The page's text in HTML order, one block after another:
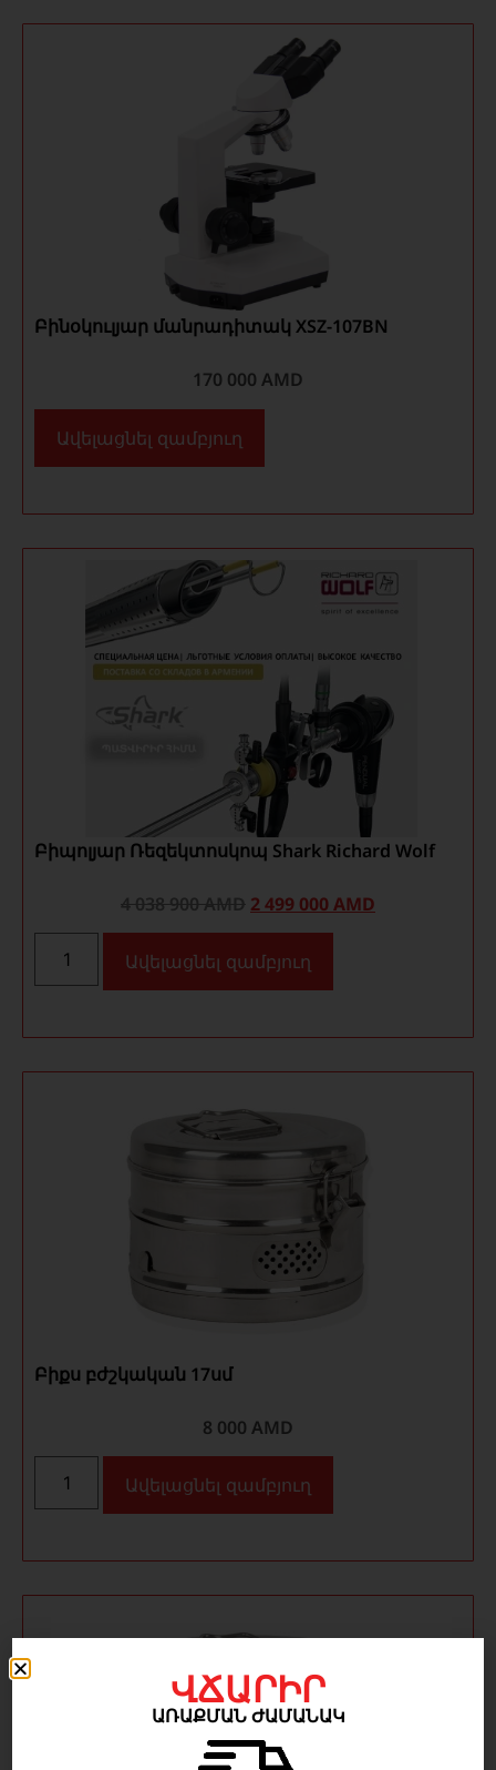
Բինօկուլյար մանրադիտակ XSZ-107BN
170 000 AMD
Ավելացնել զամբյուղ
Բիպոլյար Ռեզեկտոսկոպ Shark Richard Wolf
4 038 900AMD 2 499 000AMD
Ավելացնել զամբյուղ
Բիքս բժշկական 17սմ
8 000 AMD
Ավելացնել զամբյուղ
ՎՃԱՐԻՐ
ԱՌԱՔՄԱՆ ԺԱՄԱՆԱԿ